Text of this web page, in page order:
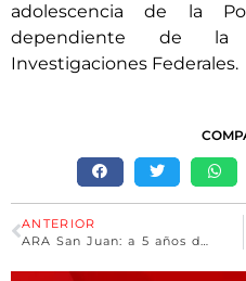
adolescencia de la
dependiente de la
Investigaciones Federales.
ANTERIOR
ARA San Juan: a 5 años de la tragedia que se llevó a 44 marinos y marcó a todo un país